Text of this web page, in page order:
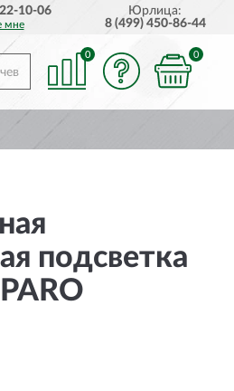
ДОСТАВИМ ПО ВСЕЙ РОССИИ
10-06
мне
Юрлица:
8 (499) 450-86-44
0 0
подсветка